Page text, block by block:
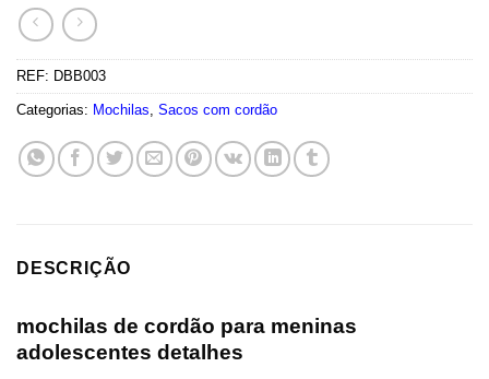
REF: DBB003
Categorias: Mochilas, Sacos com cordão
DESCRIÇÃO
mochilas de cordão para meninas
adolescentes detalhes